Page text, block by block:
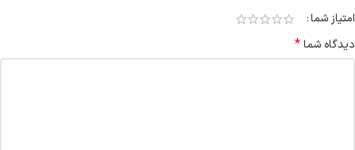
امتیاز شما
دیدگاه شما*